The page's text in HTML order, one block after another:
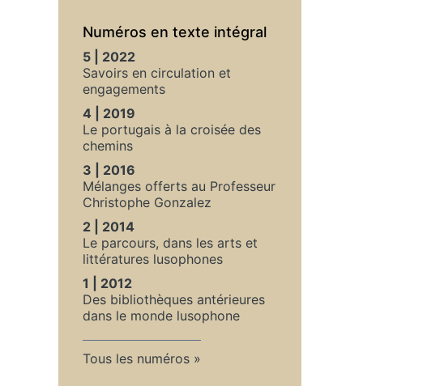
Numéros en texte intégral
5 | 2022
Savoirs en circulation et
engagements
4 | 2019
Le portugais à la croisée des
chemins
3 | 2016
Mélanges offerts au Professeur
Christophe Gonzalez
2 | 2014
Le parcours, dans les arts et
littératures lusophones
1 | 2012
Des bibliothèques antérieures
dans le monde lusophone
Tous les numéros